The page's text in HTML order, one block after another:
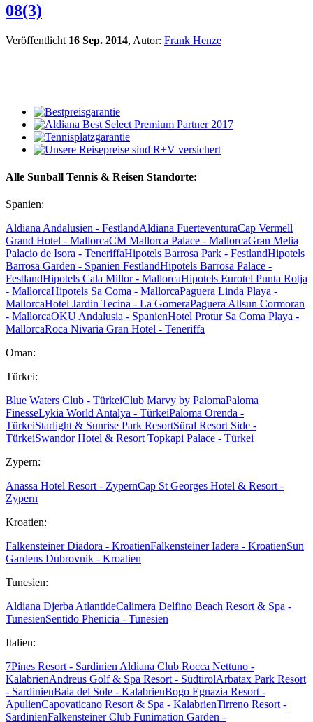
08(3)
Veröffentlicht 16 Sep. 2014, Autor: Frank Henze
Alle Sunball Tennis & Reisen Standorte:
Spanien:
Aldiana Andalusien - FestlandAldiana FuerteventuraCap Vermell
Grand Hotel - MallorcaCM Mallorca Palace - MallorcaGran Melia
Palacio de Isora - TeneriffaHipotels Barrosa Park - FestlandHipotels
Barrosa Garden - Spanien FestlandHipotels Barrosa Palace -
FestlandHipotels Cala Millor - MallorcaHipotels Eurotel Punta Rotja
- MallorcaHipotels Sa Coma - MallorcaPaguera Linda Playa -
MallorcaHotel Jardin Tecina - La GomeraPaguera Allsun Cormoran
- MallorcaOKU Andalusia - SpanienHotel Protur Sa Coma Playa -
MallorcaRoca Nivaria Gran Hotel - Teneriffa
Oman:
Türkei:
Blue Waters Club - TürkeiClub Marvy by PalomaPaloma
FinesseLykia World Antalya - TürkeiPaloma Orenda -
TürkeiStarlight & Sunrise Park ResortSüral Resort Side -
TürkeiSwandor Hotel & Resort Topkapi Palace - Türkei
Zypern:
Anassa Hotel Resort - ZypernCap St Georges Hotel & Resort -
Zypern
Kroatien:
Falkensteiner Diadora - KroatienFalkensteiner Iadera - KroatienSun
Gardens Dubrovnik - Kroatien
Tunesien:
Aldiana Djerba AtlantideCalimera Delfino Beach Resort & Spa -
TunesienSentido Phenicia - Tunesien
Italien:
7Pines Resort - Sardinien Aldiana Club Rocca Nettuno -
KalabrienAndreus Golf & Spa Resort - SüdtirolArbatax Park Resort
- SardinienBaia del Sole - KalabrienBogo Egnazia Resort -
ApulienCapovaticano Resort & Spa - KalabrienTirreno Resort -
SardinienFalkensteiner Club Funimation Garden -